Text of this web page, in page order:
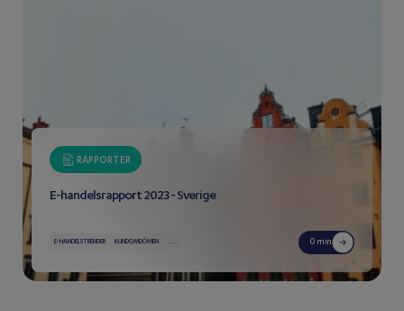
RAPPORTER
E-handelsrapport 2023 - Sverige
E-HANDELSTRENDER KUNDOMDÖMEN ... 0 min